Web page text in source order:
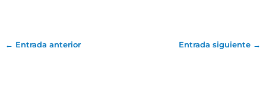
← Entrada anterior Entrada siguiente →